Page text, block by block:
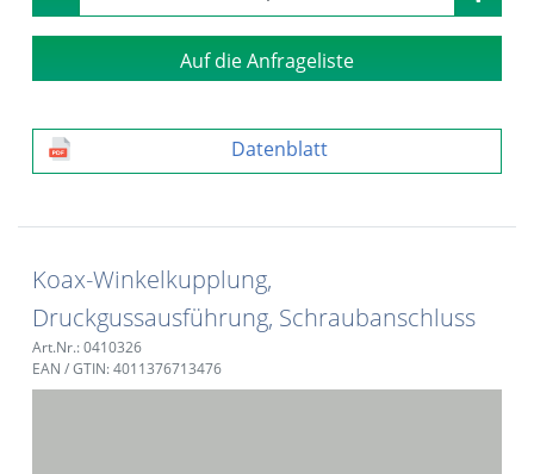
Auf die Anfrageliste
Datenblatt
Koax-Winkelkupplung,
Druckgussausführung, Schraubanschluss
Art.Nr.: 0410326
EAN / GTIN: 4011376713476